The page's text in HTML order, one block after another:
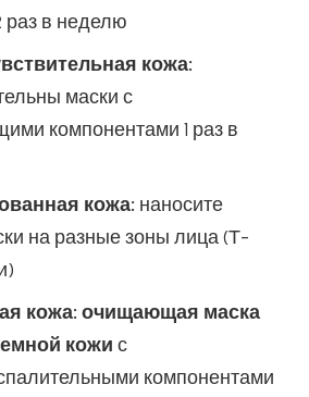
раз в неделю
кожа:
маски с
компонентами 1 раз в
кожа: наносите
на разные зоны лица (Т-
кожа: очищающая маска
кожи с
компонентами